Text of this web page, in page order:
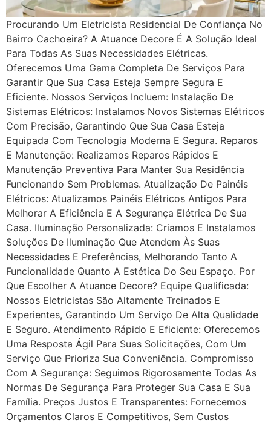
Procurando Um Eletricista Residencial De Confiança No
Bairro Cachoeira? A Atuance Decore É A Solução Ideal
Para Todas As Suas Necessidades Elétricas.
Oferecemos Uma Gama Completa De Serviços Para
Garantir Que Sua Casa Esteja Sempre Segura E
Eficiente. Nossos Serviços Incluem: Instalação De
Sistemas Elétricos: Instalamos Novos Sistemas Elétricos
Com Precisão, Garantindo Que Sua Casa Esteja
Equipada Com Tecnologia Moderna E Segura. Reparos
E Manutenção: Realizamos Reparos Rápidos E
Manutenção Preventiva Para Manter Sua Residência
Funcionando Sem Problemas. Atualização De Painéis
Elétricos: Atualizamos Painéis Elétricos Antigos Para
Melhorar A Eficiência E A Segurança Elétrica De Sua
Casa. Iluminação Personalizada: Criamos E Instalamos
Soluções De Iluminação Que Atendem Às Suas
Necessidades E Preferências, Melhorando Tanto A
Funcionalidade Quanto A Estética Do Seu Espaço. Por
Que Escolher A Atuance Decore? Equipe Qualificada:
Nossos Eletricistas São Altamente Treinados E
Experientes, Garantindo Um Serviço De Alta Qualidade
E Seguro. Atendimento Rápido E Eficiente: Oferecemos
Uma Resposta Ágil Para Suas Solicitações, Com Um
Serviço Que Prioriza Sua Conveniência. Compromisso
Com A Segurança: Seguimos Rigorosamente Todas As
Normas De Segurança Para Proteger Sua Casa E Sua
Família. Preços Justos E Transparentes: Fornecemos
Orçamentos Claros E Competitivos, Sem Custos